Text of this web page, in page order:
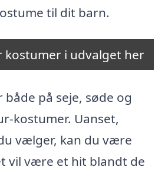
til dit barn.
kostumer i udvalget her
på seje, søde og
kostumer. Uanset,
vælger, kan du være
vil være et hit blandt de